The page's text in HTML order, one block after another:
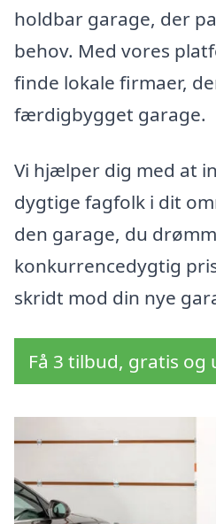
holdbar garage, der
behov. Med vores
finde lokale firmaer,
færdigbygget garage.
Vi hjælper dig med at
dygtige fagfolk i dit
den garage, du
konkurrencedygtig
skridt mod din nye
Få 3 tilbud, gratis